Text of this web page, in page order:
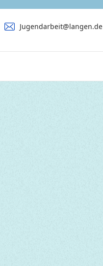
Jugendarbeit@langen.de